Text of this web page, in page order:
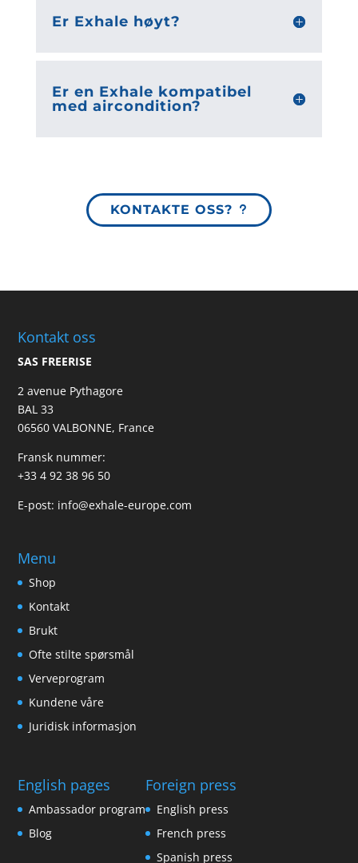
Er Exhale høyt?
Er en Exhale kompatibel
med aircondition?
KONTAKTE OSS?
Kontakt oss
SAS FREERISE
2 avenue Pythagore
BAL 33
06560 VALBONNE, France
Fransk nummer:
+33 4 92 38 96 50
E-post: info@exhale-europe.com
Menu
Shop
Kontakt
Brukt
Ofte stilte spørsmål
Verveprogram
Kundene våre
Juridisk informasjon
English pages
Ambassador program
Blog
Foreign press
English press
French press
Spanish press